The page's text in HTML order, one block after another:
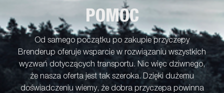
POMOC
Od samego początku po zakupie przyczepy
Brenderup oferuje wsparcie w rozwiązaniu wszystkich
wyzwań dotyczących transportu. Nic więc dziwnego,
że nasza oferta jest tak szeroka. Dzięki dużemu
doświadczeniu wiemy, że dobra przyczepa powinna